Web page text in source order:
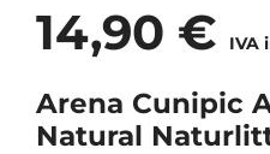
14,90 € IVA
Arena Cunipic
Natural